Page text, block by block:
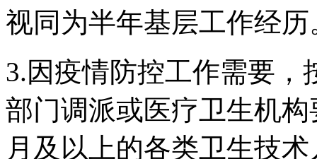
视同为半年基层工作经历
3.因疫情防控工作需要
部门调派或医疗卫生机
月及以上的各类卫生技